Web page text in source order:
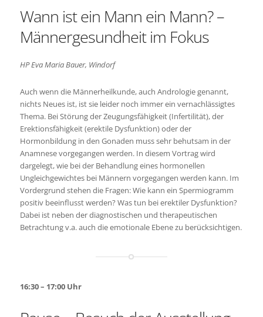
Wann ist ein Mann ein Mann? –
Männergesundheit im Fokus
HP Eva Maria Bauer, Windorf
Auch wenn die Männerheilkunde, auch Andrologie genannt,
nichts Neues ist, ist sie leider noch immer ein vernachlässigtes
Thema. Bei Störung der Zeugungsfähigkeit (Infertilität), der
Erektionsfähigkeit (erektile Dysfunktion) oder der
Hormonbildung in den Gonaden muss sehr behutsam in der
Anamnese vorgegangen werden. In diesem Vortrag wird
dargelegt, wie bei der Behandlung eines hormonellen
Ungleichgewichtes bei Männern vorgegangen werden kann. Im
Vordergrund stehen die Fragen: Wie kann ein Spermiogramm
positiv beeinflusst werden? Was tun bei erektiler Dysfunktion?
Dabei ist neben der diagnostischen und therapeutischen
Betrachtung v.a. auch die emotionale Ebene zu berücksichtigen.
16:30 – 17:00 Uhr